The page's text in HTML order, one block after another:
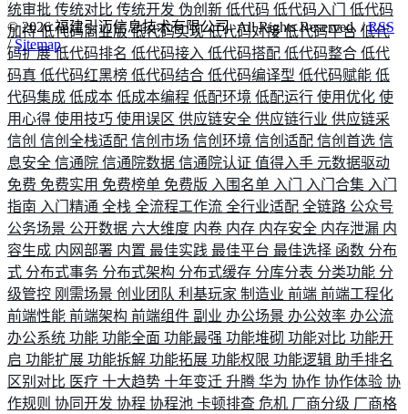
统审批 传统对比 传统开发 伪创新 低代码 低代码入门 低代码
加持低代码商业版低代码实现低代码对接低代码平台 低代
码扩展低代码排名 低代码接入 低代码搭配 低代码整合 低代
码真 低代码红黑榜 低代码结合 低代码编译型 低代码赋能 低
代码集成 低成本 低成本编程 低配环境 低配运行 使用优化 使
用心得 使用技巧 使用误区 供应链安全 供应链行业 供应链采
信创 信创全栈适配 信创市场 信创环境 信创适配 信创首选 信
息安全 信通院 信通院数据 信通院认证 值得入手 元数据驱动
免费 免费实用 免费榜单 免费版 入围名单 入门 入门合集 入门
指南 入门精通 全栈 全流程工作流 全行业适配 全链路 公众号
公务场景 公开数据 六大维度 内卷 内存 内存安全 内存泄漏 内
容生成 内网部署 内置 最佳实践 最佳平台 最佳选择 函数 分布
式 分布式事务 分布式架构 分布式缓存 分库分表 分类功能 分
级管控 刚需场景 创业团队 利基玩家 制造业 前端 前端工程化
前端性能 前端架构 前端组件 副业 办公场景 办公效率 办公流
办公系统 功能 功能全面 功能最强 功能堆砌 功能对比 功能开
启 功能扩展 功能拆解 功能拓展 功能权限 功能逻辑 助手排名
区别对比 医疗 十大趋势 十年变迁 升腾 华为 协作 协作体验 协
作规则 协同开发 协程 协程池 卡顿排查 危机 厂商分级 厂商格
©2026福建引迈信息技术有限公司. All Rights Reserved. /RSS
/Sitemap